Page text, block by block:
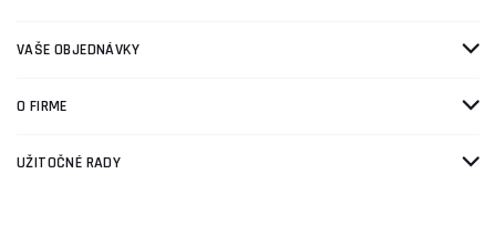
VAŠE OBJEDNÁVKY
O FIRME
UŽITOČNÉ RADY